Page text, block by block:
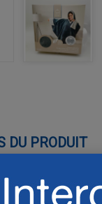
DU PRODUIT